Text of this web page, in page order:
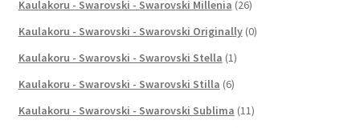
Kaulakoru - Swarovski - Swarovski Millenia (26)
Kaulakoru - Swarovski - Swarovski Originally (0)
Kaulakoru - Swarovski - Swarovski Stella (1)
Kaulakoru - Swarovski - Swarovski Stilla (6)
Kaulakoru - Swarovski - Swarovski Sublima (11)